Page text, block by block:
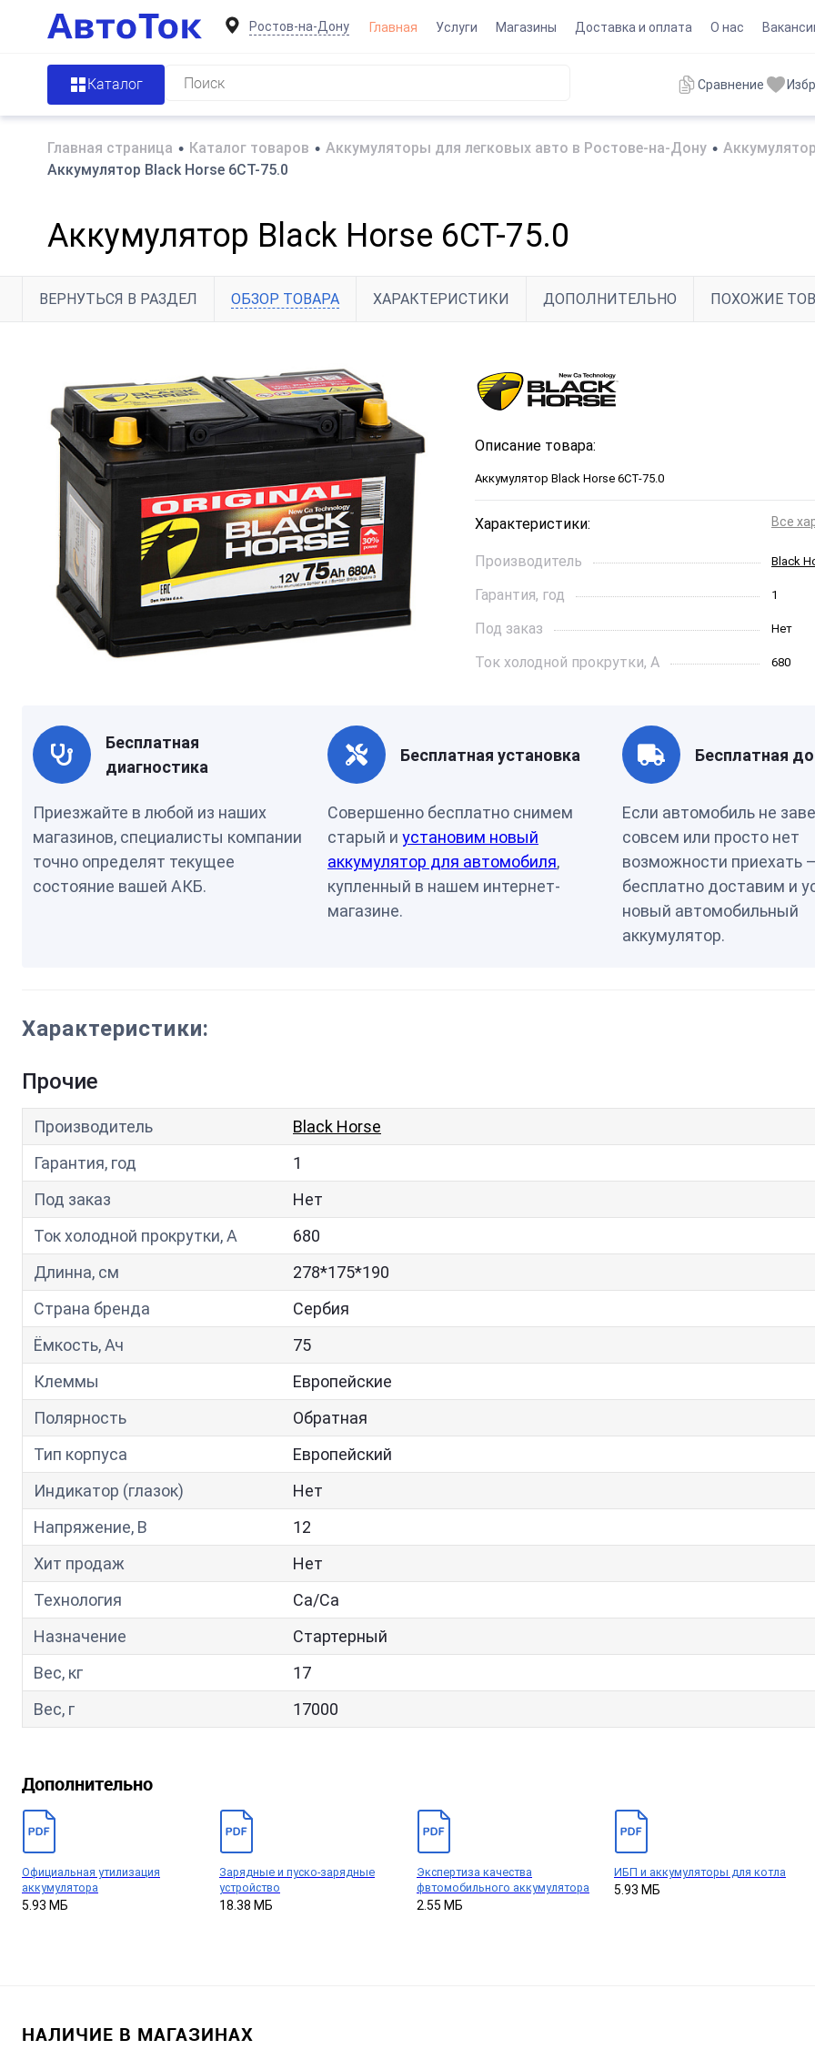
Ростов-на-Дону Главная Услуги Магазины Доставка и оплата О нас
Каталог Сравнение
Главная страница • Каталог товаров • Аккумуляторы для легковых авто в Ростове-на-Дону •
Аккумулятор Black Horse 6CT-75.0
Аккумулятор Black Horse 6CT-75.0
ВЕРНУТЬСЯ В РАЗДЕЛ ОБЗОР ТОВАРА ХАРАКТЕРИСТИКИ ДОПОЛНИТЕЛЬНО ПОХОЖИЕ
Описание товара:
Аккумулятор Black Horse 6CT-75.0
Характеристики: Все
Производитель Black
Гарантия, год 1
Под заказ Нет
Ток холодной прокрутки, A 680
Ёмкость, Ач 75
Бесплатная
диагностика
Приезжайте в любой из наших
магазинов, специалисты компании
точно определят текущее
состояние вашей АКБ.
Бесплатная установка
Совершенно бесплатно снимем
старый и установим новый
аккумулятор для автомобиля,
купленный в нашем интернет-
магазине.
Бесплатная
Если автомобиль не
совсем или просто нет
возможности приехать
бесплатно доставим и
новый автомобильный
аккумулятор.
Характеристики:
Прочие
Производитель
Black Horse
Гарантия, год
1
Под заказ
Нет
Ток холодной прокрутки, A
680
Длинна, см
278*175*190
Страна бренда
Сербия
Ёмкость, Ач
75
Клеммы
Европейские
Полярность
Обратная
Тип корпуса
Европейский
Индикатор (глазок)
Нет
Напряжение, В
12
Хит продаж
Нет
Технология
Са/Са
Назначение
Стартерный
Вес, кг
17
Вес, г
17000
Дополнительно
Официальная утилизация
аккумулятора
5.93 МБ
Зарядные и пуско-зарядные
устройство
18.38 МБ
Экспертиза качества
фвтомобильного аккумулятора
2.55 МБ
ИБП и аккумуляторы для котла
5.93 МБ
НАЛИЧИЕ В МАГАЗИНАХ